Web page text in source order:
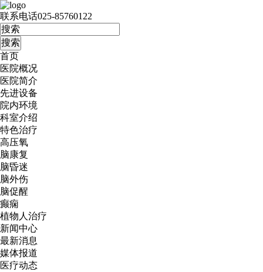
联系电话025-85760122
首页
医院概况
医院简介
先进设备
院内环境
科室介绍
特色治疗
高压氧
脑康复
脑昏迷
脑外伤
脑促醒
癫痫
植物人治疗
新闻中心
最新消息
媒体报道
医疗动态